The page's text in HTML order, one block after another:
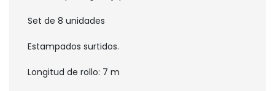
Set de 8 unidades
Estampados surtidos.
Longitud de rollo: 7 m